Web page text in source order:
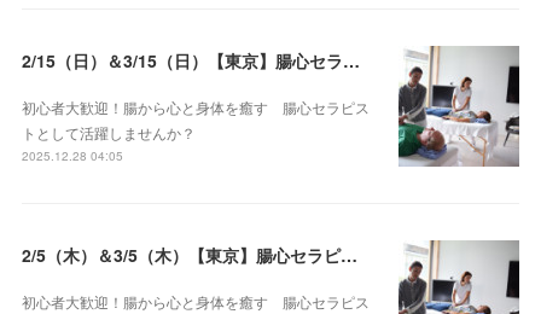
2/15（日）＆3/15（日）【東京】腸心セラピスト養成コース《２日間コース》開講決定
初心者大歓迎！腸から心と身体を癒す 腸心セラピス
トとして活躍しませんか？
2025.12.28 04:05
2/5（木）＆3/5（木）【東京】腸心セラピスト養成コース《２日間コース》開講決定
初心者大歓迎！腸から心と身体を癒す 腸心セラピス